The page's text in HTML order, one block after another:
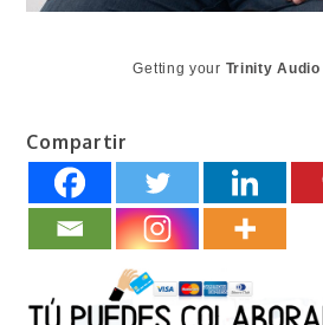
Getting your Trinity Audio
Compartir